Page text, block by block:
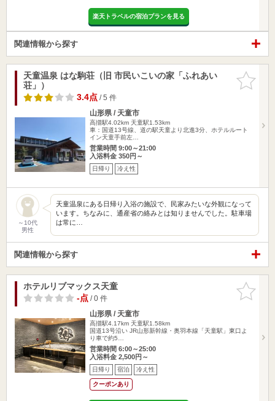
楽天トラベルの宿泊プランを見る
関連情報から探す
お気に入
りに追加
天童温泉 はな駒荘（旧 市民いこいの家「ふれあい
荘」）
3.4点/ 5 件
山形県 / 天童市
高擶駅4.02km 天童駅1.53km
車：国道13号線、道の駅天童より北進3分、ホテルルート
イン天童手前左…
営業時間 9:00～21:00
入浴料金 350円～
日帰り 冷え性
～10代
男性
天童温泉にある日帰り入浴の施設で、民家みたいな外観になって
います。ちなみに、通産省の絡みとは知りませんでした。駐車場
は常に…
関連情報から探す
お気に入
りに追加
ホテルリブマックス天童
-点/ 0 件
山形県 / 天童市
高擶駅4.17km 天童駅1.58km
国道13号沿い JR山形新幹線・奥羽本線「天童駅」東口よ
り車で約5…
営業時間 6:00～25:00
入浴料金 2,500円～
日帰り 宿泊 冷え性
クーポンあり